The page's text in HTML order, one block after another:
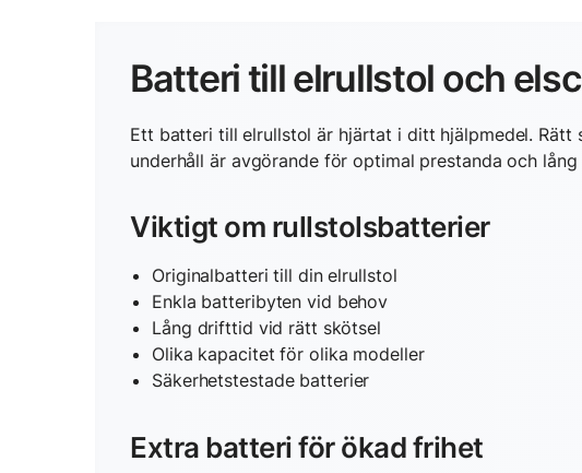
Batteri till elrullstol och
Ett batteri till elrullstol är hjärtat i ditt hjälpmedel. Rätt
underhåll är avgörande för optimal prestanda och lång
Viktigt om rullstolsbatterier
Originalbatteri till din elrullstol
Enkla batteribyten vid behov
Lång drifttid vid rätt skötsel
Olika kapacitet för olika modeller
Säkerhetstestade batterier
Extra batteri för ökad frihet